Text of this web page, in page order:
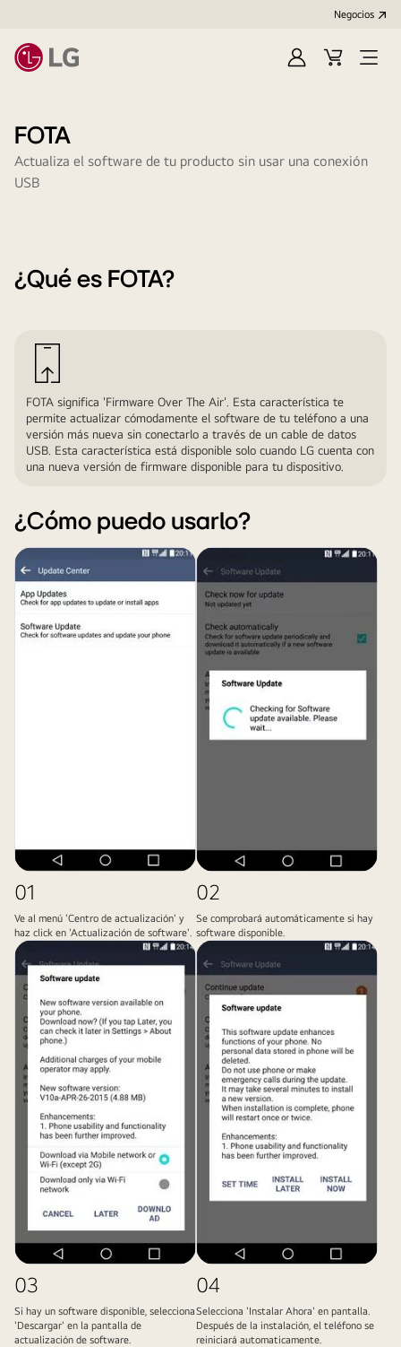
Negocios
IniciarCarritoOpen
FOTA
Actualiza el software de tu producto sin usar una conexión
USB
¿Qué es FOTA?
FOTA significa 'Firmware Over The Air'. Esta característica te
permite actualizar cómodamente el software de tu teléfono a una
versión más nueva sin conectarlo a través de un cable de datos
USB. Esta característica está disponible solo cuando LG cuenta con
una nueva versión de firmware disponible para tu dispositivo.
¿Cómo puedo usarlo?
01
Ve al menú 'Centro de actualización' y
haz click en 'Actualización de software'.
02
Se comprobará automáticamente si hay
software disponible.
03
Si hay un software disponible, selecciona
'Descargar' en la pantalla de
actualización de software.
04
Selecciona 'Instalar Ahora' en pantalla.
Después de la instalación, el teléfono se
reiniciará automaticamente.